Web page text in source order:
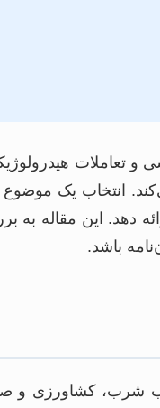
انتخاب یک موضوع
دهد. این مقاله
باشد.
تأمین آب شرب،